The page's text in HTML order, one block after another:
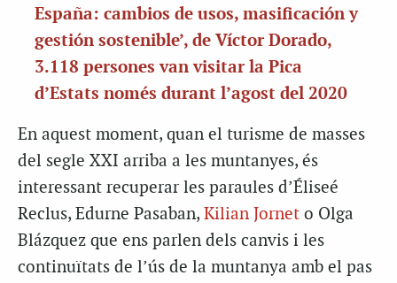
España: cambios de usos, masificación y
gestión sostenible’, de Víctor Dorado,
3.118 persones van visitar la Pica
d’Estats només durant l’agost del 2020
En aquest moment, quan el turisme de masses
del segle XXI arriba a les muntanyes, és
interessant recuperar les paraules d’Éliseé
Reclus, Edurne Pasaban, Kilian Jornet o Olga
Blázquez que ens parlen dels canvis i les
continuïtats de l’ús de la muntanya amb el pas